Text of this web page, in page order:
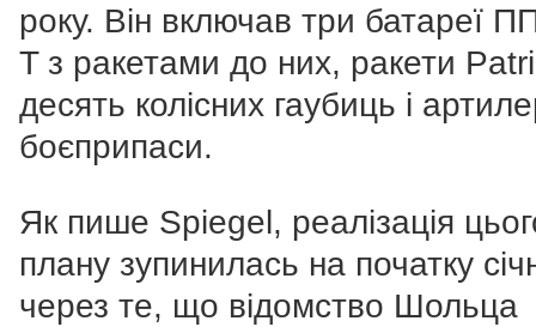
року. Він включав три батареї
T з ракетами до них, ракети
десять колісних гаубиць і
боєприпаси.
Як пише Spiegel, реалізація
плану зупинилась на початку
через те, що відомство Шольца